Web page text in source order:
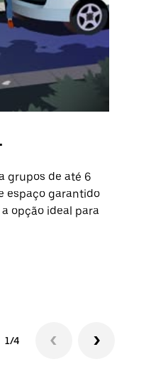
grupos de até 6
espaço garantido
opção ideal para
1/4